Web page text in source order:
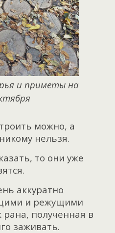
и приметы на
можно, а
нельзя.
то они уже
аккуратно
и режущими
полученная в
заживать.